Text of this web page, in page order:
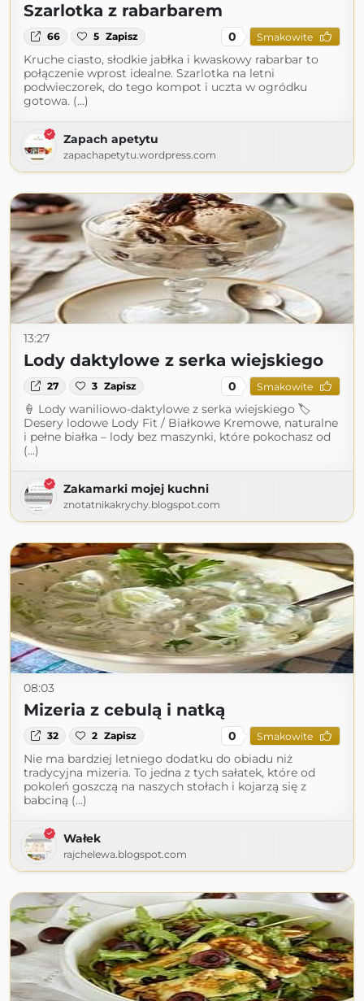
Szarlotka z rabarbarem
66 5 Zapisz 0 Smakowite
Kruche ciasto, słodkie jabłka i kwaskowy rabarbar to
połączenie wprost idealne. Szarlotka na letni
podwieczorek, do tego kompot i uczta w ogródku
gotowa. (...)
Zapach apetytu
zapachapetytu.wordpress.com
13:27
Lody daktylowe z serka wiejskiego
27 3 Zapisz 0 Smakowite
🍦 Lody waniliowo-daktylowe z serka wiejskiego 🏷
Desery lodowe Lody Fit / Białkowe Kremowe, naturalne
i pełne białka – lody bez maszynki, które pokochasz od
(...)
Zakamarki mojej kuchni
znotatnikakrychy.blogspot.com
08:03
Mizeria z cebulą i natką
32 2 Zapisz 0 Smakowite
Nie ma bardziej letniego dodatku do obiadu niż
tradycyjna mizeria. To jedna z tych sałatek, które od
pokoleń goszczą na naszych stołach i kojarzą się z
babciną (...)
Wałek
rajchelewa.blogspot.com